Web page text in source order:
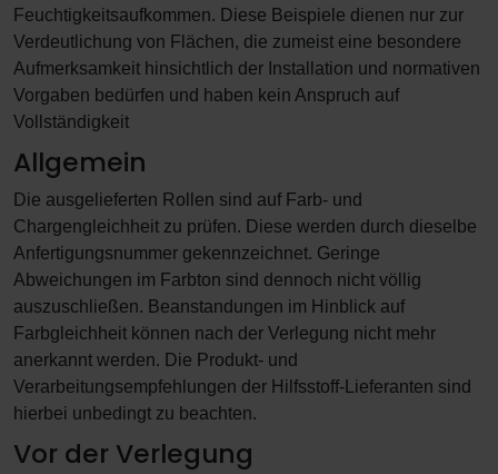
Feuchtigkeitsaufkommen. Diese Beispiele dienen nur zur
Verdeutlichung von Flächen, die zumeist eine besondere
Aufmerksamkeit hinsichtlich der Installation und normativen
Vorgaben bedürfen und haben kein Anspruch auf
Vollständigkeit
Allgemein
Die ausgelieferten Rollen sind auf Farb- und
Chargengleichheit zu prüfen. Diese werden durch dieselbe
Anfertigungsnummer gekennzeichnet. Geringe
Abweichungen im Farbton sind dennoch nicht völlig
auszuschließen. Beanstandungen im Hinblick auf
Farbgleichheit können nach der Verlegung nicht mehr
anerkannt werden. Die Produkt- und
Verarbeitungsempfehlungen der Hilfsstoff-Lieferanten sind
hierbei unbedingt zu beachten.
Vor der Verlegung